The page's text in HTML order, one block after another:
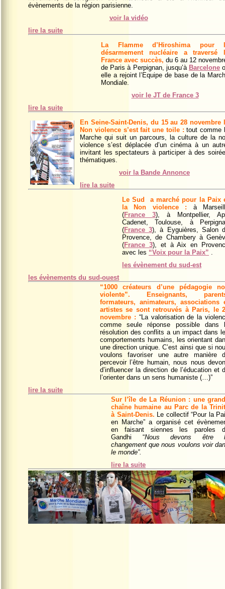
évènements de la région parisienne.
voir la vidéo
lire la suite
La Flamme d’Hiroshima pour
désarmement nucléaire a traversé
France avec succès, du 6 au 12
de Paris à Perpignan, jusqu’à Barcelone
elle a rejoint l’Equipe de base de la
Mondiale.
voir le JT de France 3
lire la suite
En Seine-Saint-Denis, du 15 au 28 novembre
Non violence s’est fait une toile :tout comme
Marche qui suit un parcours, la culture de la
violence s’est déplacée d’un cinéma à un
invitant les spectateurs à participer à des
thématiques.
voir la Bande Annonce
lire la suite
Le Sud a marché pour la Paix
la Non violence : à
(France 3), à Montpellier,
Cadenet,Toulouse, à
(France 3), à Eyguières, Salon
Provence, de Chambery à
(France 3), et à Aix en
avec les “Voix pour la Paix”
les évènement du sud-est
les évènements du sud-ouest
“1000 créateurs d’une pédagogie
violente”.
Enseignants,
formateurs, animateurs, associations
artistes se sont retrouvés à Paris, le
novembre : “La valorisation de la
comme seule réponse possible dans
résolution des conflits a un impact dans
comportements humains, les orientant
une direction unique. C’est ainsi que si
voulons favoriser une autre manière
percevoir l’être humain, nous nous
d’influencer la direction de l’éducation et
l’orienter dans un sens humaniste (…)”
lire la suite
Sur l’île de La Réunion : une
chaîne humaine au Parc de la
à Saint-Denis. Le collectif “Pour la
en Marche” a organisé cet
en faisant siennes les paroles
Gandhi “Nous devons être
changement que nous voulons voir
le monde”.
lire la suite